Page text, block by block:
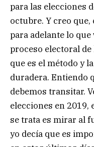
para las elecciones
octubre. Y creo que,
para adelante lo que
proceso electoral
que es el método y
duradera. Entiendo
debemos transitar.
elecciones en 2019,
se trata es mirar al
yo decía que es